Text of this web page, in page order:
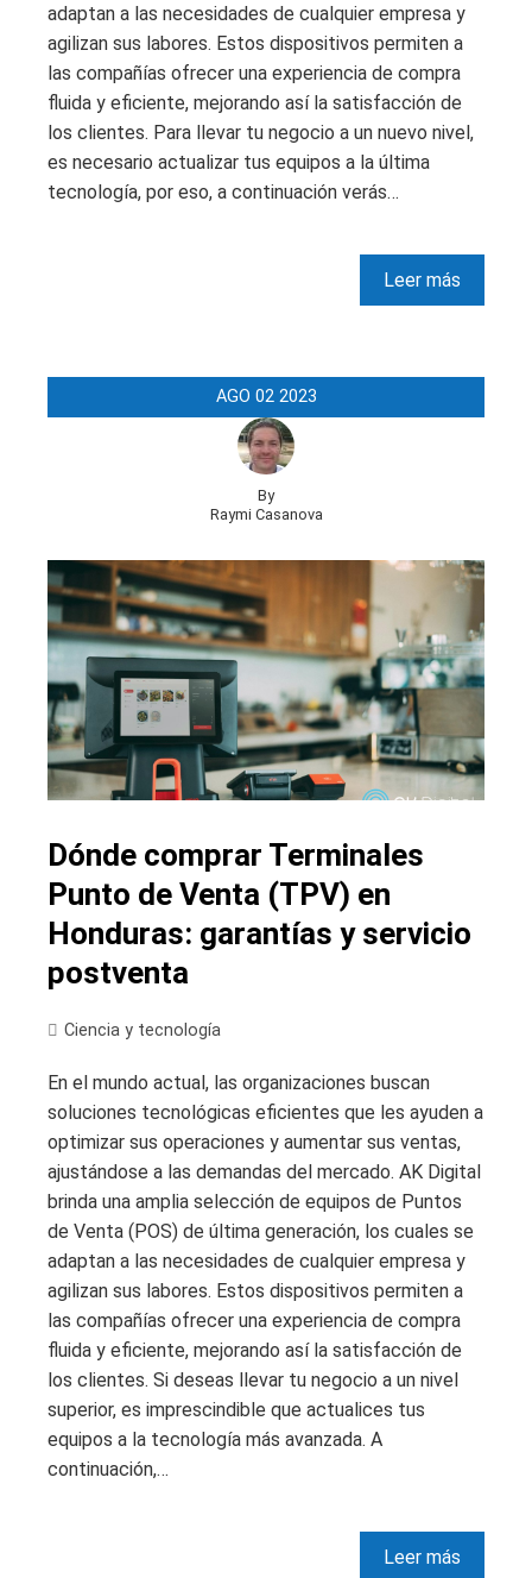
adaptan a las necesidades de cualquier empresa y
agilizan sus labores. Estos dispositivos permiten a
las compañías ofrecer una experiencia de compra
fluida y eficiente, mejorando así la satisfacción de
los clientes. Para llevar tu negocio a un nuevo nivel,
es necesario actualizar tus equipos a la última
tecnología, por eso, a continuación verás…
Leer más
AGO 02 2023
By
Raymi Casanova
Dónde comprar Terminales
Punto de Venta (TPV) en
Honduras: garantías y servicio
postventa
Ciencia y tecnología
En el mundo actual, las organizaciones buscan
soluciones tecnológicas eficientes que les ayuden a
optimizar sus operaciones y aumentar sus ventas,
ajustándose a las demandas del mercado. AK Digital
brinda una amplia selección de equipos de Puntos
de Venta (POS) de última generación, los cuales se
adaptan a las necesidades de cualquier empresa y
agilizan sus labores. Estos dispositivos permiten a
las compañías ofrecer una experiencia de compra
fluida y eficiente, mejorando así la satisfacción de
los clientes. Si deseas llevar tu negocio a un nivel
superior, es imprescindible que actualices tus
equipos a la tecnología más avanzada. A
continuación,…
Leer más